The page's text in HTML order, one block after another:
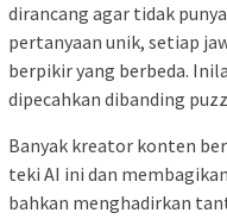
dirancang agar tidak
pertanyaan unik, setiap
berpikir yang berbeda.
dipecahkan dibanding
Banyak kreator konten
teki AI ini dan
bahkan menghadirkan